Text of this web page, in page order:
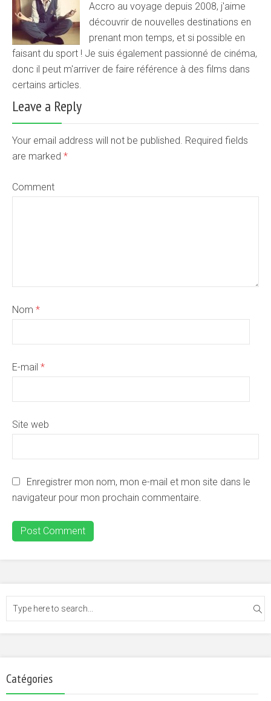
Accro au voyage depuis 2008, j'aime
découvrir de nouvelles destinations en
prenant mon temps, et si possible en
faisant du sport ! Je suis également passionné de cinéma,
donc il peut m'arriver de faire référence à des films dans
certains articles.
Leave a Reply
Your email address will not be published. Required fields
are marked *
Comment
Nom *
E-mail *
Site web
Enregistrer mon nom, mon e-mail et mon site dans le
navigateur pour mon prochain commentaire.
Catégories